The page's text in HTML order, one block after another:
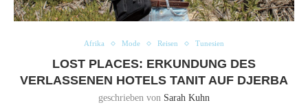
Afrika Mode Reisen Tunesien
LOST PLACES: ERKUNDUNG DES
VERLASSENEN HOTELS TANIT AUF DJERBA
geschrieben von Sarah Kuhn